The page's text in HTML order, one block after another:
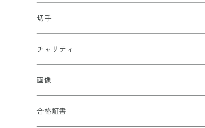
切手
チャリティ
画像
合格証書